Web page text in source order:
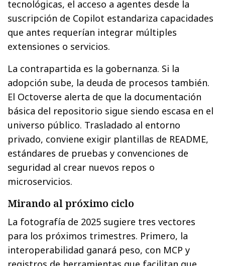
tecnológicas, el acceso a agentes desde la
suscripción de Copilot estandariza capacidades
que antes requerían integrar múltiples
extensiones o servicios.
La contrapartida es la gobernanza. Si la
adopción sube, la deuda de procesos también.
El Octoverse alerta de que la documentación
básica del repositorio sigue siendo escasa en el
universo público. Trasladado al entorno
privado, conviene exigir plantillas de README,
estándares de pruebas y convenciones de
seguridad al crear nuevos repos o
microservicios.
Mirando al próximo ciclo
La fotografía de 2025 sugiere tres vectores
para los próximos trimestres. Primero, la
interoperabilidad ganará peso, con MCP y